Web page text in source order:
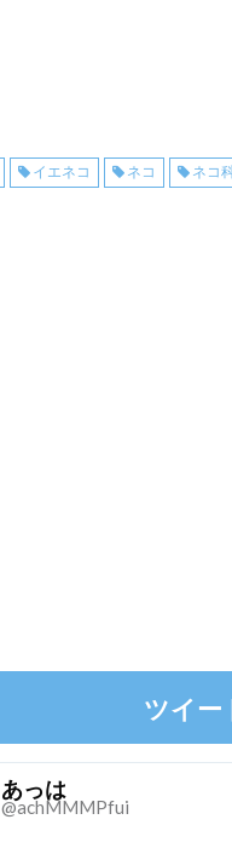
イエネコ ネコ ネコ
ツイー
あっは
@achMMMPfui